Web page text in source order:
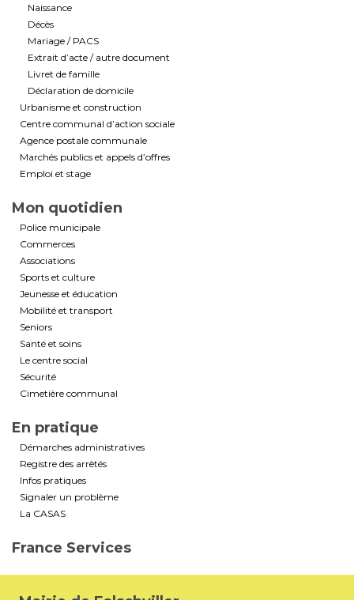
Naissance
Décès
Mariage / PACS
Extrait d’acte / autre document
Livret de famille
Déclaration de domicile
Urbanisme et construction
Centre communal d’action sociale
Agence postale communale
Marchés publics et appels d’offres
Emploi et stage
Mon quotidien
Police municipale
Commerces
Associations
Sports et culture
Jeunesse et éducation
Mobilité et transport
Seniors
Santé et soins
Le centre social
Sécurité
Cimetière communal
En pratique
Démarches administratives
Registre des arrêtés
Infos pratiques
Signaler un problème
La CASAS
France Services